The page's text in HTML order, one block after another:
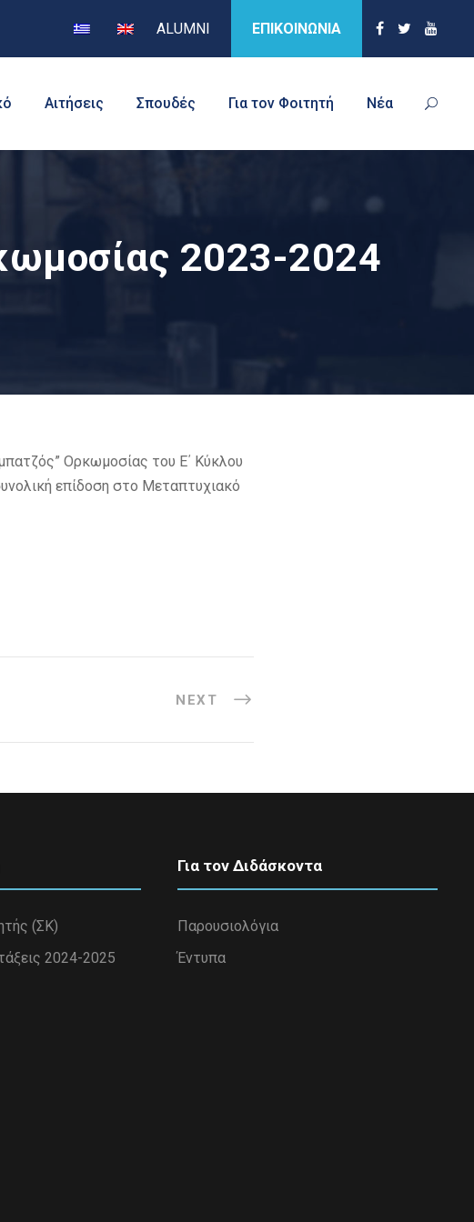
ALUMNI ΕΠΙΚΟΙΝΩΝΙΑ
Αιτήσεις Σπουδές Για τον Φοιτητή Νέα
2023-2024
Ορκωμοσίας του Ε΄ Κύκλου
επίδοση στο Μεταπτυχιακό
NEXT
(ΣΚ)
2024-2025
Για τον Διδάσκοντα
Παρουσιολόγια
Έντυπα